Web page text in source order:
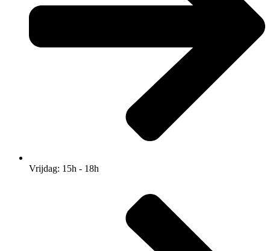
Vrijdag: 15h - 18h